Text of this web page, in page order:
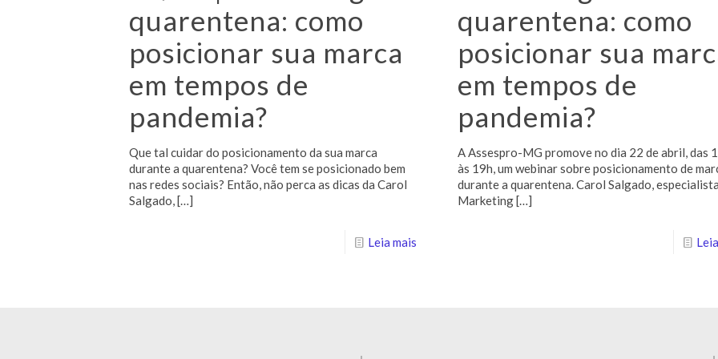
quarentena: como
posicionar sua marca
em tempos de
pandemia?
Que tal cuidar do posicionamento da sua marca
durante a quarentena? Você tem se posicionado bem
nas redes sociais? Então, não perca as dicas da Carol
Salgado,[…]
Leia mais
quarentena: como
posicionar sua
em tempos de
pandemia?
A Assespro-MG promove no dia 22 de abril, das
às 19h, um webinar sobre posicionamento de
durante a quarentena. Carol Salgado,
Marketing[…]